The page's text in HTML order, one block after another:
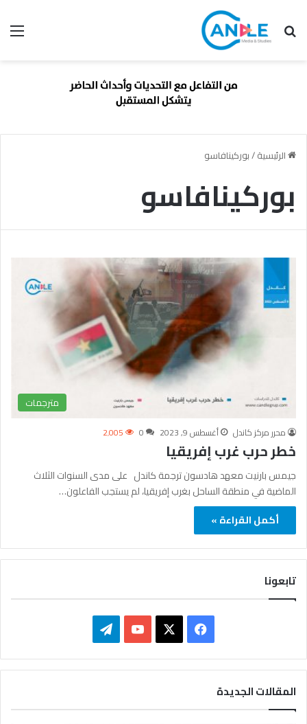
بحث عن
الرئيسية/بوركينافاسو
بوركينافاسو
مترجمات
محرر مركز كاندل أغسطس 9, 2023 0 2٬005
خطر حرب غرب إفريقيا
جيمس بارنيت معهد هادسون ترجمة كاندل على مدى السنوات الثلاث
الماضية في منطقة الساحل بغرب إفريقيا، لم يستجب الفاعلون…
أكمل القراءة »
تابعونا
ي
ب
X
Y
u
ي
ق
المقالات الجديدة